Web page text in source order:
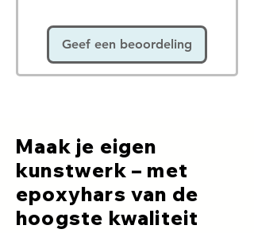
Geef een beoordeling
Maak je eigen
kunstwerk – met
epoxyhars van de
hoogste kwaliteit